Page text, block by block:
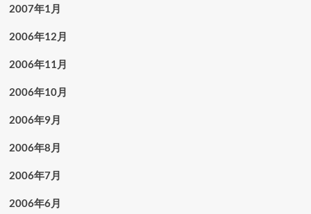
2007年1月
2006年12月
2006年11月
2006年10月
2006年9月
2006年8月
2006年7月
2006年6月